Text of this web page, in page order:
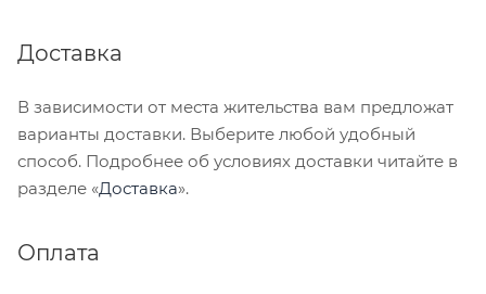
Доставка
В зависимости от места жительства вам предложат
варианты доставки. Выберите любой удобный
способ. Подробнее об условиях доставки читайте в
разделе «Доставка».
Оплата